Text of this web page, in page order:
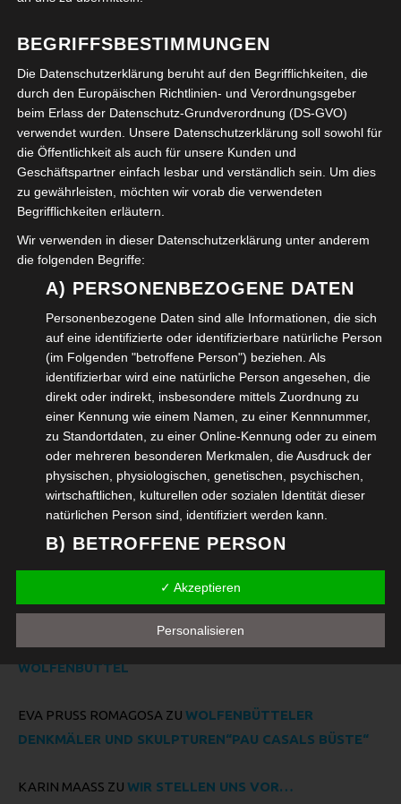
Die neue Samsonschule in Wolfenbüttel
Benennung des Wolfenbütteler Quartiers Samson-
Schule in Leopold-Zunz-Platz
Informationen rund ums Älterwerden
Adventsmarkt 2025 Wolfenbüttel
Im August 2025 feierte das Bildungszentrum
Wolfenbüttel sein Hoffest
Oldtimer Nutzfahrzeuge am Start Siebte BÜSSING Elm-
Ausfahrt 2025
Kleinkunstabend in der Wolfenbütteler Veränder.Bar
Neueste Kommentare
JÖRG BANSEN, TONART E.V.ZU KULTURHAUS
PRINZENPALAIS WOLFENBÜTTEL
SUSANNE BANSENZUKULTURHAUS PRINZENPALAIS
WOLFENBÜTTEL
EVA PRUSS ROMAGOSA ZU WOLFENBÜTTELER
DENKMÄLER UND SKULPTUREN“PAU CASALS BÜSTE“
KARIN MAASS ZU WIR STELLEN UNS VOR…
BEGRIFFSBESTIMMUNGEN
Die Datenschutzerklärung beruht auf den Begrifflichkeiten, die
durch den Europäischen Richtlinien- und Verordnungsgeber
beim Erlass der Datenschutz-Grundverordnung (DS-GVO)
verwendet wurden. Unsere Datenschutzerklärung soll sowohl für
die Öffentlichkeit als auch für unsere Kunden und
Geschäftspartner einfach lesbar und verständlich sein. Um dies
zu gewährleisten, möchten wir vorab die verwendeten
Begrifflichkeiten erläutern.
Wir verwenden in dieser Datenschutzerklärung unter anderem
die folgenden Begriffe:
A) PERSONENBEZOGENE DATEN
Personenbezogene Daten sind alle Informationen, die sich
auf eine identifizierte oder identifizierbare natürliche Person
(im Folgenden "betroffene Person") beziehen. Als
identifizierbar wird eine natürliche Person angesehen, die
direkt oder indirekt, insbesondere mittels Zuordnung zu
einer Kennung wie einem Namen, zu einer Kennnummer,
zu Standortdaten, zu einer Online-Kennung oder zu einem
oder mehreren besonderen Merkmalen, die Ausdruck der
physischen, physiologischen, genetischen, psychischen,
wirtschaftlichen, kulturellen oder sozialen Identität dieser
natürlichen Person sind, identifiziert werden kann.
B) BETROFFENE PERSON
Betroffene Person ist jede identifizierte oder identifizierbare
natürliche Person, deren personenbezogene Daten von
dem für die Verarbeitung Verantwortlichen verarbeitet
C) VERARBEITUNG
Verfahren ausgeführte Vorgang oder jede solche
Vorgangsreihe im Zusammenhang mit
die Anpassung oder Veränderung, das Auslesen, das
✓ Akzeptieren
Personalisieren